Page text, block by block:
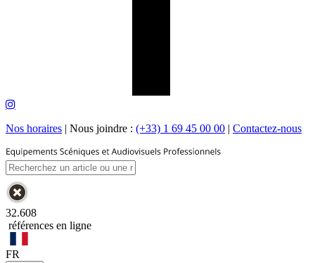
Nos horaires | Nous joindre : (+33) 1 69 45 00 00 | Contactez-nous
32.608
références en ligne
FR